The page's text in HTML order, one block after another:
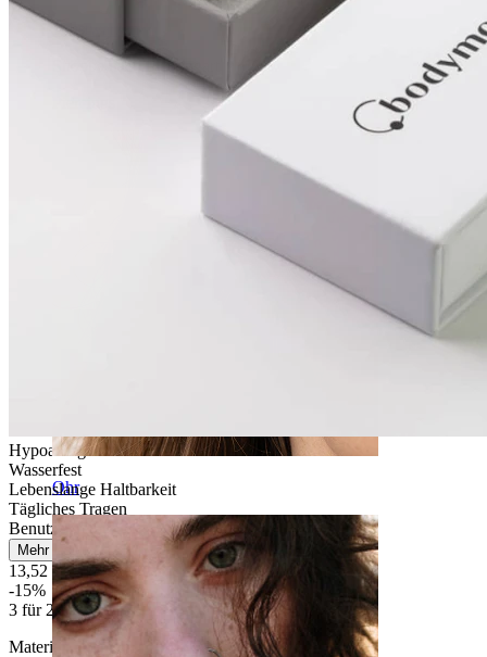
Brustwarzen
Shoppe nach Piercingart
Ohr
Hypoallergen
Wasserfest
Lebenslange Haltbarkeit
Tägliches Tragen
Benutzerfreundlich
Mehr lesen
13,52 €15,90 €
-15%
3 für 2
Material:
Titanium